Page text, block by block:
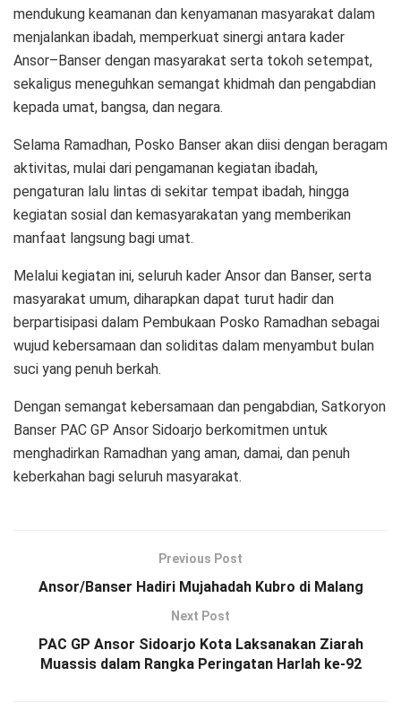
mendukung keamanan dan kenyamanan masyarakat dalam
menjalankan ibadah, memperkuat sinergi antara kader
Ansor–Banser dengan masyarakat serta tokoh setempat,
sekaligus meneguhkan semangat khidmah dan pengabdian
kepada umat, bangsa, dan negara.
Selama Ramadhan, Posko Banser akan diisi dengan beragam
aktivitas, mulai dari pengamanan kegiatan ibadah,
pengaturan lalu lintas di sekitar tempat ibadah, hingga
kegiatan sosial dan kemasyarakatan yang memberikan
manfaat langsung bagi umat.
Melalui kegiatan ini, seluruh kader Ansor dan Banser, serta
masyarakat umum, diharapkan dapat turut hadir dan
berpartisipasi dalam Pembukaan Posko Ramadhan sebagai
wujud kebersamaan dan soliditas dalam menyambut bulan
suci yang penuh berkah.
Dengan semangat kebersamaan dan pengabdian, Satkoryon
Banser PAC GP Ansor Sidoarjo berkomitmen untuk
menghadirkan Ramadhan yang aman, damai, dan penuh
keberkahan bagi seluruh masyarakat.
Previous Post
Ansor/Banser Hadiri Mujahadah Kubro di Malang
Next Post
PAC GP Ansor Sidoarjo Kota Laksanakan Ziarah
Muassis dalam Rangka Peringatan Harlah ke-92